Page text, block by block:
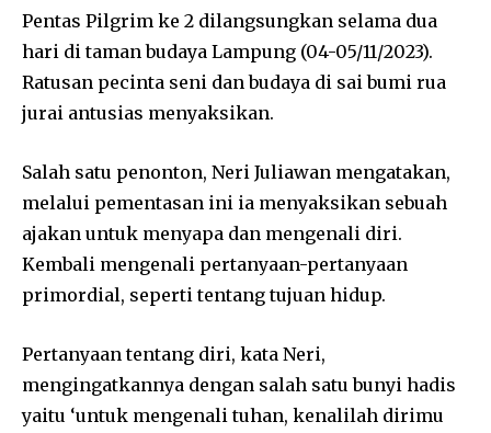
Pentas Pilgrim ke 2 dilangsungkan selama dua
hari di taman budaya Lampung (04-05/11/2023).
Ratusan pecinta seni dan budaya di sai bumi rua
jurai antusias menyaksikan.
Salah satu penonton, Neri Juliawan mengatakan,
melalui pementasan ini ia menyaksikan sebuah
ajakan untuk menyapa dan mengenali diri.
Kembali mengenali pertanyaan-pertanyaan
primordial, seperti tentang tujuan hidup.
Pertanyaan tentang diri, kata Neri,
mengingatkannya dengan salah satu bunyi hadis
yaitu ‘untuk mengenali tuhan, kenalilah dirimu